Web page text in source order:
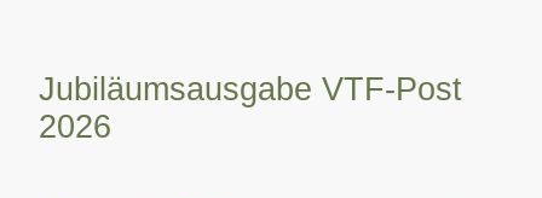
Jubiläumsausgabe VTF-Post
2026